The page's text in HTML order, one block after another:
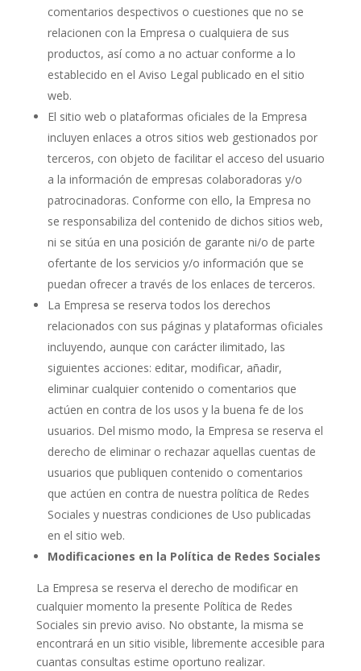
comentarios despectivos o cuestiones que no se
relacionen con la Empresa o cualquiera de sus
productos, así como a no actuar conforme a lo
establecido en el Aviso Legal publicado en el sitio
web.
El sitio web o plataformas oficiales de la Empresa
incluyen enlaces a otros sitios web gestionados por
terceros, con objeto de facilitar el acceso del usuario
a la información de empresas colaboradoras y/o
patrocinadoras. Conforme con ello, la Empresa no
se responsabiliza del contenido de dichos sitios web,
ni se sitúa en una posición de garante ni/o de parte
ofertante de los servicios y/o información que se
puedan ofrecer a través de los enlaces de terceros.
La Empresa se reserva todos los derechos
relacionados con sus páginas y plataformas oficiales
incluyendo, aunque con carácter ilimitado, las
siguientes acciones: editar, modificar, añadir,
eliminar cualquier contenido o comentarios que
actúen en contra de los usos y la buena fe de los
usuarios. Del mismo modo, la Empresa se reserva el
derecho de eliminar o rechazar aquellas cuentas de
usuarios que publiquen contenido o comentarios
que actúen en contra de nuestra política de Redes
Sociales y nuestras condiciones de Uso publicadas
en el sitio web.
Modificaciones en la Política de Redes Sociales
La Empresa se reserva el derecho de modificar en
cualquier momento la presente Política de Redes
Sociales sin previo aviso. No obstante, la misma se
encontrará en un sitio visible, libremente accesible para
cuantas consultas estime oportuno realizar.